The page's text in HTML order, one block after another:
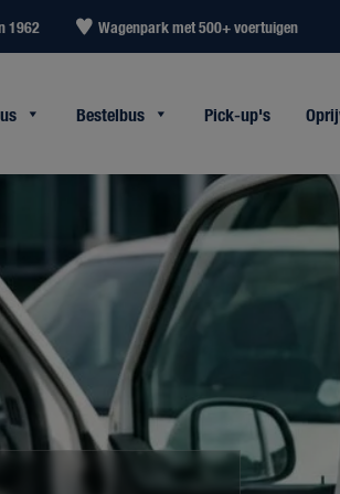
1962 Wagenpark met 500+ voertuigen
Bestelbus Pick-up's